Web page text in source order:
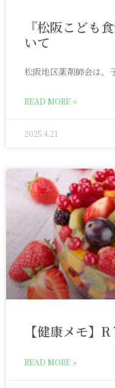
『松阪こども
いて
松阪地区薬剤師会は、
READ MORE »
2025.4.21
【健康メモ】
READ MORE »